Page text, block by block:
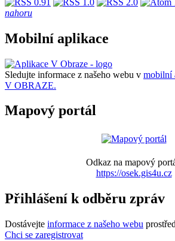
nahoru
Mobilní aplikace
Sledujte informace z našeho webu v mobilní
V OBRAZE.
Mapový portál
Odkaz na mapový
https://osek.gis4u.cz
Přihlášení k odběru zpráv
Dostávejte informace z našeho webu
Chci se zaregistrovat